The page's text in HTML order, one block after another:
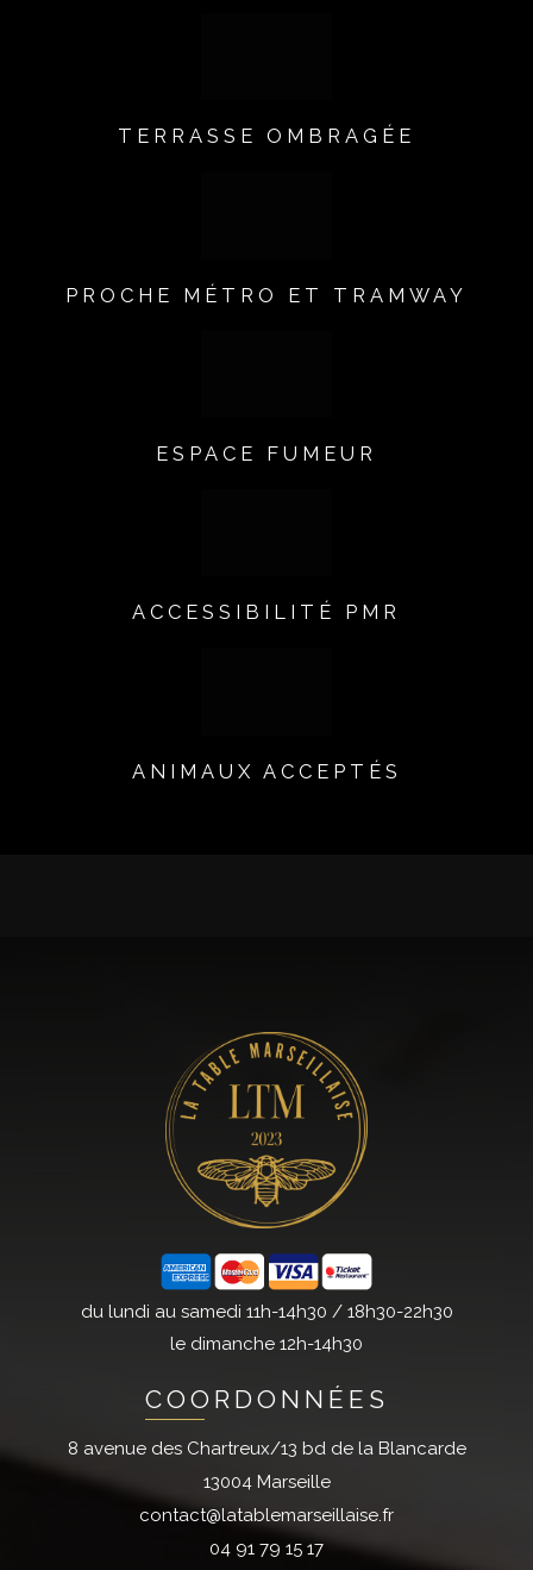
TERRASSE OMBRAGÉE
PROCHE MÉTRO ET TRAMWAY
ESPACE FUMEUR
ACCESSIBILITÉ PMR
ANIMAUX ACCEPTÉS
du lundi au samedi 11h-14h30 / 18h30-22h30
le dimanche 12h-14h30
COORDONNÉES
8 avenue des Chartreux/13 bd de la Blancarde
13004 Marseille
contact@latablemarseillaise.fr
04 91 79 15 17